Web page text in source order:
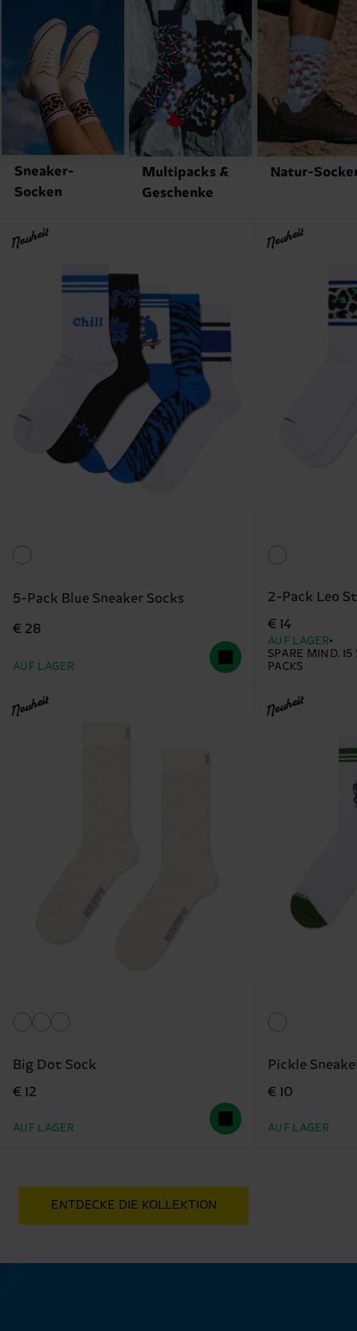
Sneaker-
Socken
Multipacks &
Geschenke
Natur-
Neuheit
5-Pack Blue Sneaker Socks
€ 28
AUF LAGER
Neuheit
2-Pack Leo
€ 14
AUF LAGER
SPARE MIND. 15
PACKS
Neuheit
Big Dot Sock
€ 12
AUF LAGER
Neuheit
Pickle
€ 10
AUF LAGER
ENTDECKE DIE KOLLEKTION